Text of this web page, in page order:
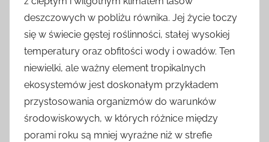
z
deszczowych w pobliżu równika. Jej życie toczy
się w świecie gęstej roślinności, stałej wysokiej
temperatury oraz obfitości wody i owadów. Ten
niewielki, ale ważny element tropikalnych
ekosystemów jest doskonałym przykładem
przystosowania organizmów do warunków
środowiskowych, w których różnice między
porami roku są mniej wyraźne niż w strefie